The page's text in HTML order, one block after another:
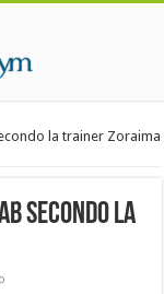
la trainer Zoraima
secondo la